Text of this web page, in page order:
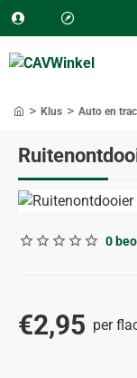
Klus Auto en
0
€2,95 per